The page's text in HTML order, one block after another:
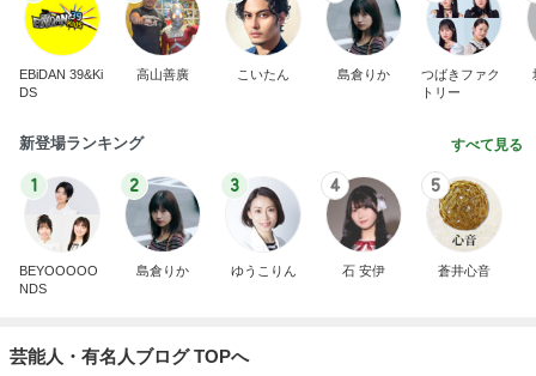
EBiDAN 39&Ki
DS
高山善廣 こいたん 島倉りか
つばきファク
トリー
新登場ランキング すべて見る
1
BEYOOOOO
NDS
2
島倉りか
3
ゆうこりん
4
石 安伊
5
蒼井心音
芸能人・有名人ブログ TOPへ